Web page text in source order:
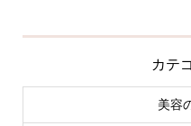
カテ
美容